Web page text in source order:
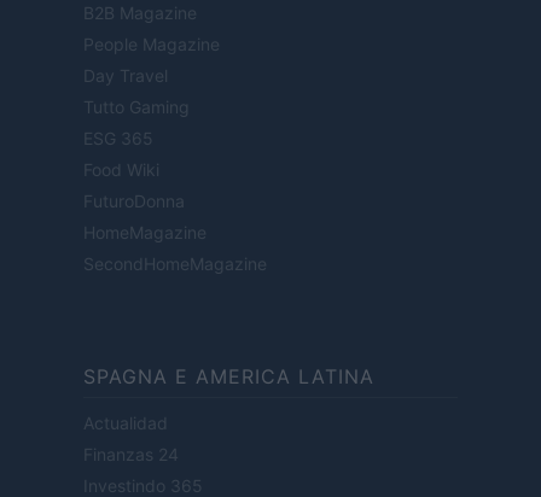
B2B Magazine
People Magazine
Day Travel
Tutto Gaming
ESG 365
Food Wiki
FuturoDonna
HomeMagazine
SecondHomeMagazine
SPAGNA E AMERICA LATINA
Actualidad
Finanzas 24
Investindo 365